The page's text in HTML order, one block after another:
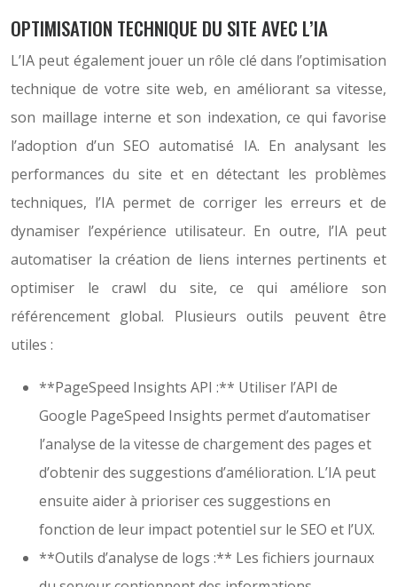
OPTIMISATION TECHNIQUE DU SITE AVEC L’IA
L’IA peut également jouer un rôle clé dans l’optimisation
technique de votre site web, en améliorant sa vitesse,
son maillage interne et son indexation, ce qui favorise
l’adoption d’un SEO automatisé IA. En analysant les
performances du site et en détectant les problèmes
techniques, l’IA permet de corriger les erreurs et de
dynamiser l’expérience utilisateur. En outre, l’IA peut
automatiser la création de liens internes pertinents et
optimiser le crawl du site, ce qui améliore son
référencement global. Plusieurs outils peuvent être
utiles :
**PageSpeed Insights API :** Utiliser l’API de
Google PageSpeed Insights permet d’automatiser
l’analyse de la vitesse de chargement des pages et
d’obtenir des suggestions d’amélioration. L’IA peut
ensuite aider à prioriser ces suggestions en
fonction de leur impact potentiel sur le SEO et l’UX.
**Outils d’analyse de logs :** Les fichiers journaux